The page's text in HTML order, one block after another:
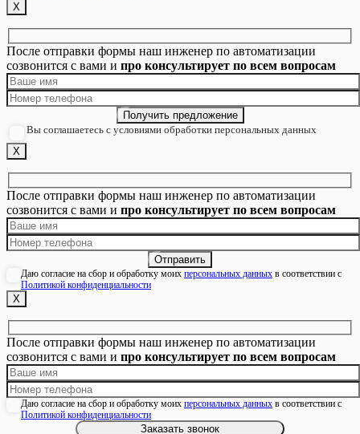
Х
После отправки формы наш инженер по автоматизации
созвонится с вами и про консультирует по всем вопросам
Вы соглашаетесь с условиями обработки персональных данных
Х
После отправки формы наш инженер по автоматизации
созвонится с вами и про консультирует по всем вопросам
Даю согласие на сбор и обработку моих персональных данных в соответствии с
Политикой конфиденциальности
Х
После отправки формы наш инженер по автоматизации
созвонится с вами и про консультирует по всем вопросам
Даю согласие на сбор и обработку моих персональных данных в соответствии с
Политикой конфиденциальности